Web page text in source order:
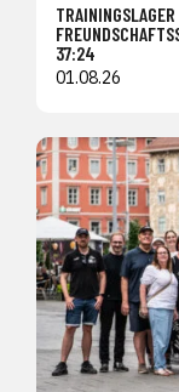
37:24
01.08.26